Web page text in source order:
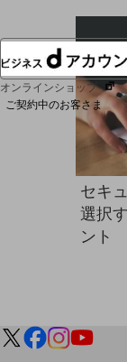
オンラインショップ
ご契約中のお客さま
サービス別サポート
ご契約中サービスの一
Web明細(ビリングス
セキ
選択
ント